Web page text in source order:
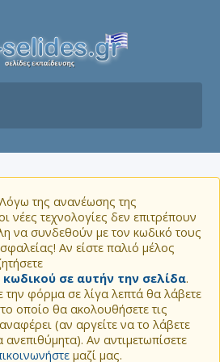
Λόγω της ανανέωσης της
νέες τεχνολογίες δεν επιτρέπουν
να συνδεθούν με τον κωδικό τους
Αν είστε παλιό μέλος
σε αυτήν την σελίδα.
την φόρμα σε λίγα λεπτά θα λάβετε
οποίο θα ακολουθήσετε τις
(αν αργείτε να το λάβετε
ανεπιθύμητα). Αν αντιμετωπίσετε
μαζί μας.